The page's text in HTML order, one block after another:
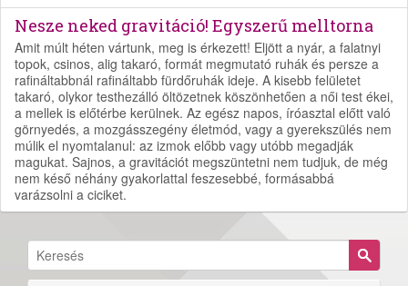
Nesze neked gravitáció! Egyszerű melltorna
Amit múlt héten vártunk, meg is érkezett! Eljött a nyár, a falatnyi
topok, csinos, alig takaró, formát megmutató ruhák és persze a
rafináltabbnál rafináltabb fürdőruhák ideje. A kisebb felületet
takaró, olykor testhezálló öltözetnek köszönhetően a női test ékei,
a mellek is előtérbe kerülnek. Az egész napos, íróasztal előtt való
görnyedés, a mozgásszegény életmód, vagy a gyerekszülés nem
múlik el nyomtalanul: az izmok előbb vagy utóbb megadják
magukat. Sajnos, a gravitációt megszüntetni nem tudjuk, de még
nem késő néhány gyakorlattal feszesebbé, formásabbá
varázsolni a ciciket.